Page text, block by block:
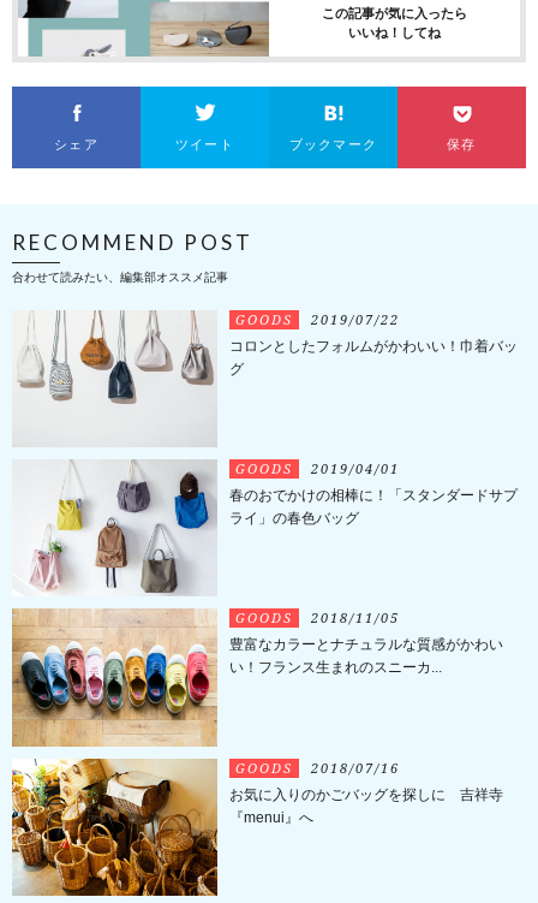
この記事が気に入ったら
いいね！してね
シェア ツイート ブックマーク 保存
RECOMMEND POST
合わせて読みたい、編集部オススメ記事
GOODS 2019/07/22
コロンとしたフォルムがかわいい！巾着バッ
グ
GOODS 2019/04/01
春のおでかけの相棒に！「スタンダードサプ
ライ」の春色バッグ
GOODS 2018/11/05
豊富なカラーとナチュラルな質感がかわい
い！フランス生まれのスニーカ...
GOODS 2018/07/16
お気に入りのかごバッグを探しに 吉祥寺
『menui』へ